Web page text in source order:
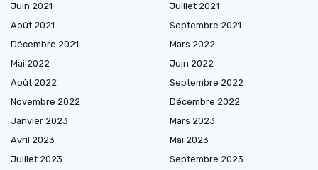
Juin 2021
Juillet 2021
Août 2021
Septembre 2021
Décembre 2021
Mars 2022
Mai 2022
Juin 2022
Août 2022
Septembre 2022
Novembre 2022
Décembre 2022
Janvier 2023
Mars 2023
Avril 2023
Mai 2023
Juillet 2023
Septembre 2023